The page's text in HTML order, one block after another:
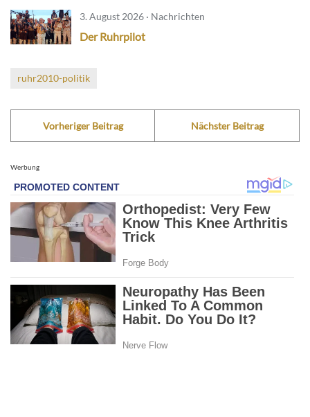
3. August 2026 · Nachrichten
Der Ruhrpilot
ruhr2010-politik
Vorheriger Beitrag Nächster Beitrag
Werbung